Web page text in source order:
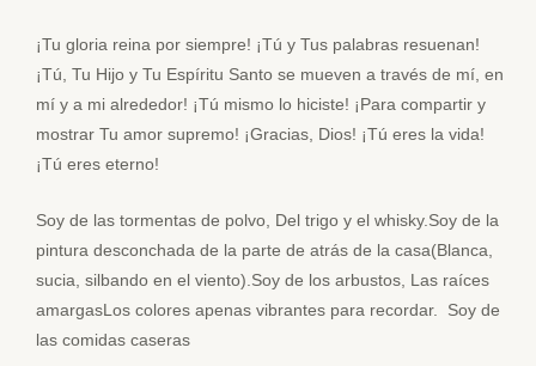
¡Tu gloria reina por siempre! ¡Tú y Tus palabras resuenan!
¡Tú, Tu Hijo y Tu Espíritu Santo se mueven a través de mí, en
mí y a mi alrededor! ¡Tú mismo lo hiciste! ¡Para compartir y
mostrar Tu amor supremo! ¡Gracias, Dios! ¡Tú eres la vida!
¡Tú eres eterno!
Soy de las tormentas de polvo, Del trigo y el whisky.Soy de la
pintura desconchada de la parte de atrás de la casa(Blanca,
sucia, silbando en el viento).Soy de los arbustos, Las raíces
amargasLos colores apenas vibrantes para recordar. Soy de
las comidas caseras